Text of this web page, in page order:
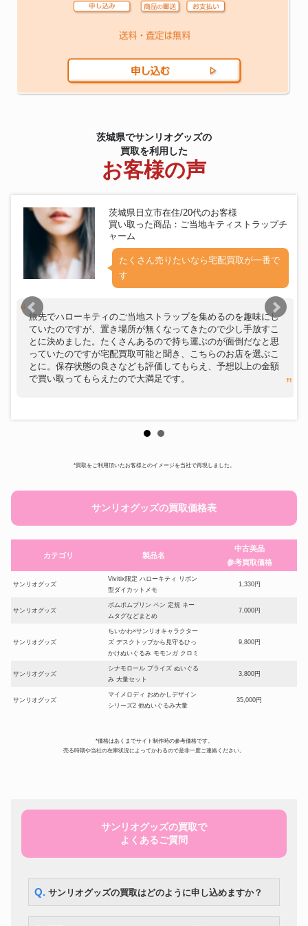
茨城県でサンリオグッズの
買取を利用した
お客様の声
茨城県日立市在住/20代のお客様
買い取った商品：ご当地キティストラップチ
ャーム
たくさん売りたいなら宅配買取が一番で
す
旅先でハローキティのご当地ストラップを集めるのを趣味にし
ていたのですが、置き場所が無くなってきたので少し手放すこ
とに決めました。たくさんあるので持ち運ぶのが面倒だなと思
っていたのですが宅配買取可能と聞き、こちらのお店を選ぶこ
とに。保存状態の良さなども評価してもらえ、予想以上の金額
で買い取ってもらえたので大満足です。
*買取をご利用頂いたお客様とのイメージを当社で再現しました。
サンリオグッズの買取価格表
カテゴリ 製品名
中古美品
参考買取価格
サンリオグッズ
Vivitix限定 ハローキティ リボン
型ダイカットメモ
1,330円
サンリオグッズ
ポムポムプリン ペン 定規 ネー
ムタグなどまとめ
7,000円
サンリオグッズ
ちいかわ×サンリオキャラクター
ズ デスクトップから見守るひっ
かけぬいぐるみ モモンガ クロミ
9,800円
サンリオグッズ
シナモロール プライズ ぬいぐる
み 大量セット
3,800円
サンリオグッズ
マイメロディ おめかしデザイン
シリーズ2 他ぬいぐるみ大量
35,000円
ソフビドール お洋服セットまと
ァミコンソフト 箱・説明書付
レトロサンリオ けろけろけろっ
ぴ 食器 マグカップ 茶碗 グラス
サンリオグッズ
ぐでたま たまごっち カバーセッ
2,800円
*価格はあくまでサイト制作時の参考価格です。
売る時期や当社の在庫状況によってかわるので是非一度ご連絡ください。
サンリオグッズの買取で
よくあるご質問
Q. サンリオグッズの買取はどのように申し込めますか？